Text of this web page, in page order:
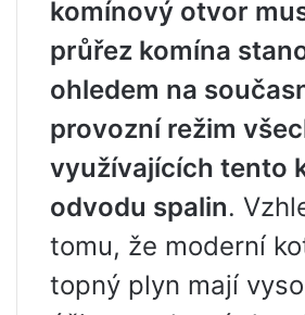
komínový otvor
průřez komína
ohledem na
provozní režim
využívajících tento
odvodu spalin.
tomu, že moderní
topný plyn mají